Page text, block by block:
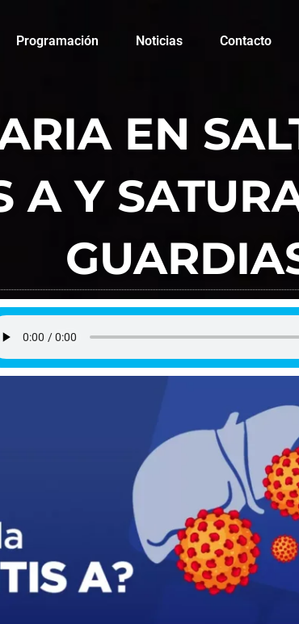
Programación Noticias Contacto
EN
A Y
FM La Plaza enero 19, 2026